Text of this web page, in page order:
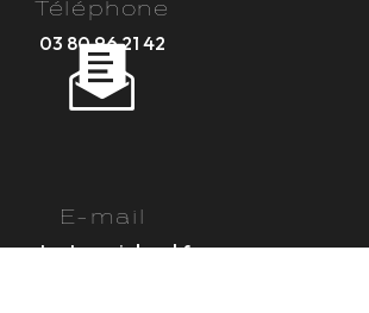
Téléphone
03 80 96 21 42
E-mail
contact@sasjobard.fr